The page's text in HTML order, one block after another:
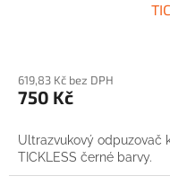
619,83 Kč bez DPH
750 Kč
Ultrazvukový odpuzovač
TICKLESS černé barvy.